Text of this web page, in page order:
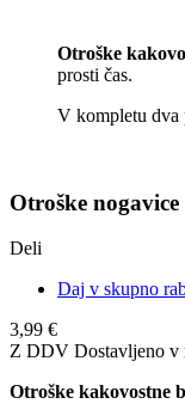
Otroške
prosti čas.
V kompletu dva
Otroške
Deli
Daj v skupno
3,99 €
Z DDV Dostavljeno v
Otroške kakovostne